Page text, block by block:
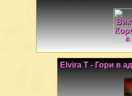
Elvira T - Гори в